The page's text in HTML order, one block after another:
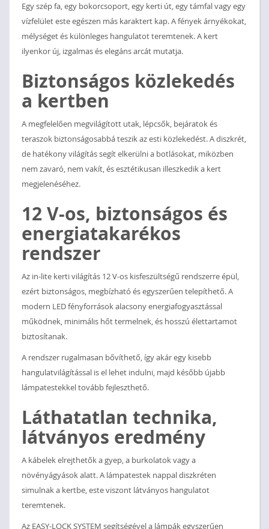
Egy szép fa, egy bokorcsoport, egy kerti út, egy támfal vagy egy
vízfelület este egészen más karaktert kap. A fények árnyékokat,
mélységet és különleges hangulatot teremtenek. A kert
ilyenkor új, izgalmas és elegáns arcát mutatja.
Biztonságos közlekedés
a kertben
A megfelelően megvilágított utak, lépcsők, bejáratok és
teraszok biztonságosabbá teszik az esti közlekedést. A diszkrét,
de hatékony világítás segít elkerülni a botlásokat, miközben
nem zavaró, nem vakít, és esztétikusan illeszkedik a kert
megjelenéséhez.
12 V-os, biztonságos és
energiatakarékos
rendszer
Az in-lite kerti világítás 12 V-os kisfeszültségű rendszerre épül,
ezért biztonságos, megbízható és egyszerűen telepíthető. A
modern LED fényforrások alacsony energiafogyasztással
működnek, minimális hőt termelnek, és hosszú élettartamot
biztosítanak.
A rendszer rugalmasan bővíthető, így akár egy kisebb
hangulatvilágítással is el lehet indulni, majd később újabb
lámpatestekkel tovább fejleszthető.
Láthatatlan technika,
látványos eredmény
A kábelek elrejthetők a gyep, a burkolatok vagy a
növényágyások alatt. A lámpatestek nappal diszkréten
simulnak a kertbe, este viszont látványos hangulatot
teremtenek.
Az EASY-LOCK SYSTEM segítségével a lámpák egyszerűen